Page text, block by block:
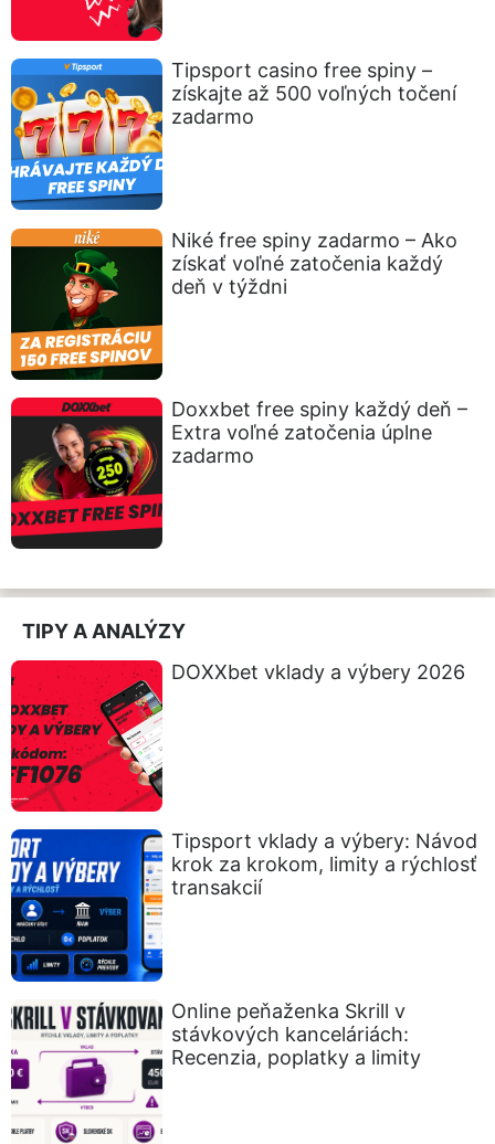
Tipsport casino free spiny –
získajte až 500 voľných točení
zadarmo
Niké free spiny zadarmo – Ako
získať voľné zatočenia každý
deň v týždni
Doxxbet free spiny každý deň –
Extra voľné zatočenia úplne
zadarmo
TIPY A ANALÝZY
DOXXbet vklady a výbery 2026
Tipsport vklady a výbery: Návod
krok za krokom, limity a rýchlosť
transakcií
Online peňaženka Skrill v
stávkových kanceláriách:
Recenzia, poplatky a limity